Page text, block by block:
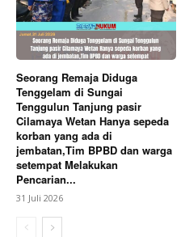
Seorang Remaja Diduga
Tenggelam di Sungai
Tenggulun Tanjung pasir
Cilamaya Wetan Hanya sepeda
korban yang ada di
jembatan,Tim BPBD dan warga
setempat Melakukan
Pencarian...
31 Juli 2026